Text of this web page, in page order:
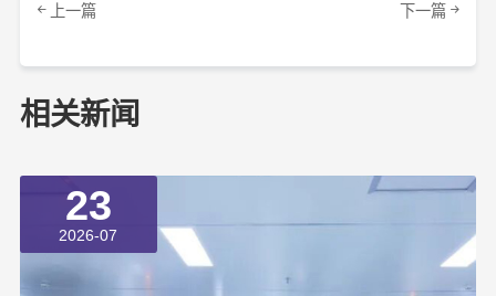
上一篇 下一篇
相关新闻
23
2026-07